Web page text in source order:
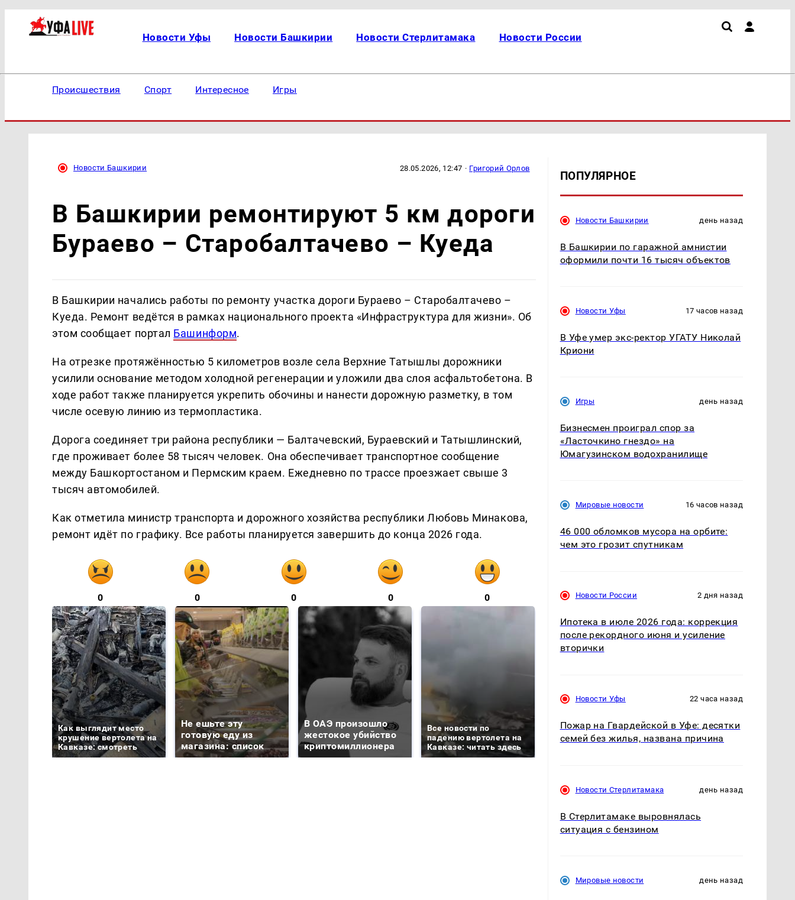
Новости Уфы Новости Башкирии Новости Стерлитамака Новости России
Происшествия Спорт Интересное Игры
Новости Башкирии 28.05.2026, 12:47 · Григорий Орлов
В Башкирии ремонтируют 5 км дороги
Бураево – Старобалтачево – Куеда
В Башкирии начались работы по ремонту участка дороги Бураево – Старобалтачево –
Куеда. Ремонт ведётся в рамках национального проекта «Инфраструктура для жизни». Об
этом сообщает портал Башинформ.
На отрезке протяжённостью 5 километров возле села Верхние Татышлы дорожники
усилили основание методом холодной регенерации и уложили два слоя асфальтобетона. В
ходе работ также планируется укрепить обочины и нанести дорожную разметку, в том
числе осевую линию из термопластика.
Дорога соединяет три района республики — Балтачевский, Бураевский и Татышлинский,
где проживает более 58 тысяч человек. Она обеспечивает транспортное сообщение
между Башкортостаном и Пермским краем. Ежедневно по трассе проезжает свыше 3
тысяч автомобилей.
Как отметила министр транспорта и дорожного хозяйства республики Любовь Минакова,
ремонт идёт по графику. Все работы планируется завершить до конца 2026 года.
0 0 0 0 0
Как выглядит место
крушение вертолета на
Кавказе: смотреть
Не ешьте эту
готовую еду из
магазина: список
В ОАЭ произошло
жестокое убийство
криптомиллионера
Все новости по
падению вертолета на
Кавказе: читать здесь
Таких событий не
было с 1945: чего
ждать всем нам?
В магазинах России
ажиотаж из-за этого
ПОПУЛЯРНОЕ
Новости Башкирии день назад
В Башкирии по гаражной амнистии
оформили почти 16 тысяч объектов
Новости Уфы 17 часов назад
В Уфе умер экс-ректор УГАТУ Николай
Криони
Игры день назад
Бизнесмен проиграл спор за
«Ласточкино гнездо» на
Юмагузинском водохранилище
Мировые новости 16 часов назад
46 000 обломков мусора на орбите:
чем это грозит спутникам
Новости России 2 дня назад
Ипотека в июле 2026 года: коррекция
после рекордного июня и усиление
вторички
Новости Уфы 22 часа назад
Пожар на Гвардейской в Уфе: десятки
семей без жилья, названа причина
Новости Стерлитамака день назад
В Стерлитамаке выровнялась
ситуация с бензином
Мировые новости день назад